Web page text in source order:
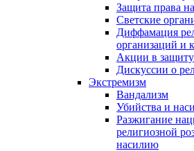
Защита права
Светские
Диффамация
организаций
Акции в защиту
Дискуссии о
Экстремизм
Вандализм
Убийства и
Разжигание
религиозной
насилию